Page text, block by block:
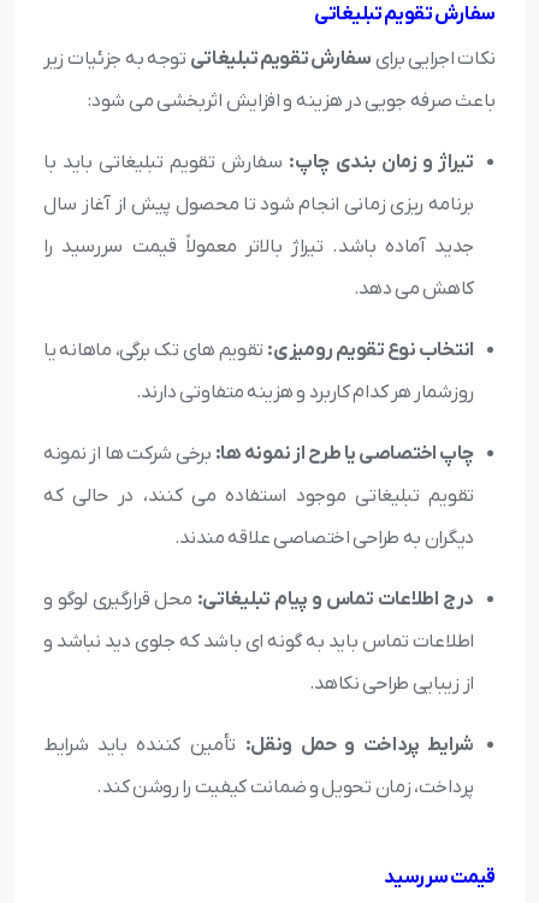
سفارش تقویم تبلیغاتی
نکات اجرایی برای سفارش تقویم تبلیغاتی توجه به جزئیات زیر
باعث صرفه جویی در هزینه و افزایش اثربخشی می شود:
تیراژ و زمان بندی چاپ: سفارش تقویم تبلیغاتی باید با
برنامه ریزی زمانی انجام شود تا محصول پیش از آغاز سال
جدید آماده باشد. تیراژ بالاتر معمولاً قیمت سررسید را
کاهش می دهد.
انتخاب نوع تقویم رومیزی: تقویم های تک برگی، ماهانه یا
روزشمار هر کدام کاربرد و هزینه متفاوتی دارند.
چاپ اختصاصی یا طرح از نمونه ها: برخی شرکت ها از نمونه
تقویم تبلیغاتی موجود استفاده می کنند، در حالی که
دیگران به طراحی اختصاصی علاقه مندند.
درج اطلاعات تماس و پیام تبلیغاتی: محل قرارگیری لوگو و
اطلاعات تماس باید به گونه ای باشد که جلوی دید نباشد و
از زیبایی طراحی نکاهد.
شرایط پرداخت و حمل ونقل: تأمین کننده باید شرایط
پرداخت، زمان تحویل و ضمانت کیفیت را روشن کند.
قیمت سررسید